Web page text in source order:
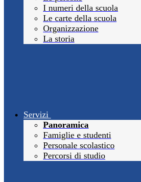
I numeri della scuola
Le carte della scuola
Organizzazione
La storia
Servizi
Panoramica
Famiglie e studenti
Personale scolastico
Percorsi di studio